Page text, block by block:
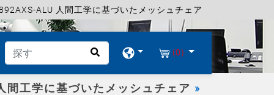
ALU 人間工学に基づいたメッシュチェア
(0)
間工学に基づいたメッシュチェア